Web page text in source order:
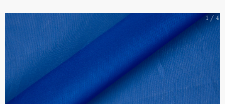
1 / 4